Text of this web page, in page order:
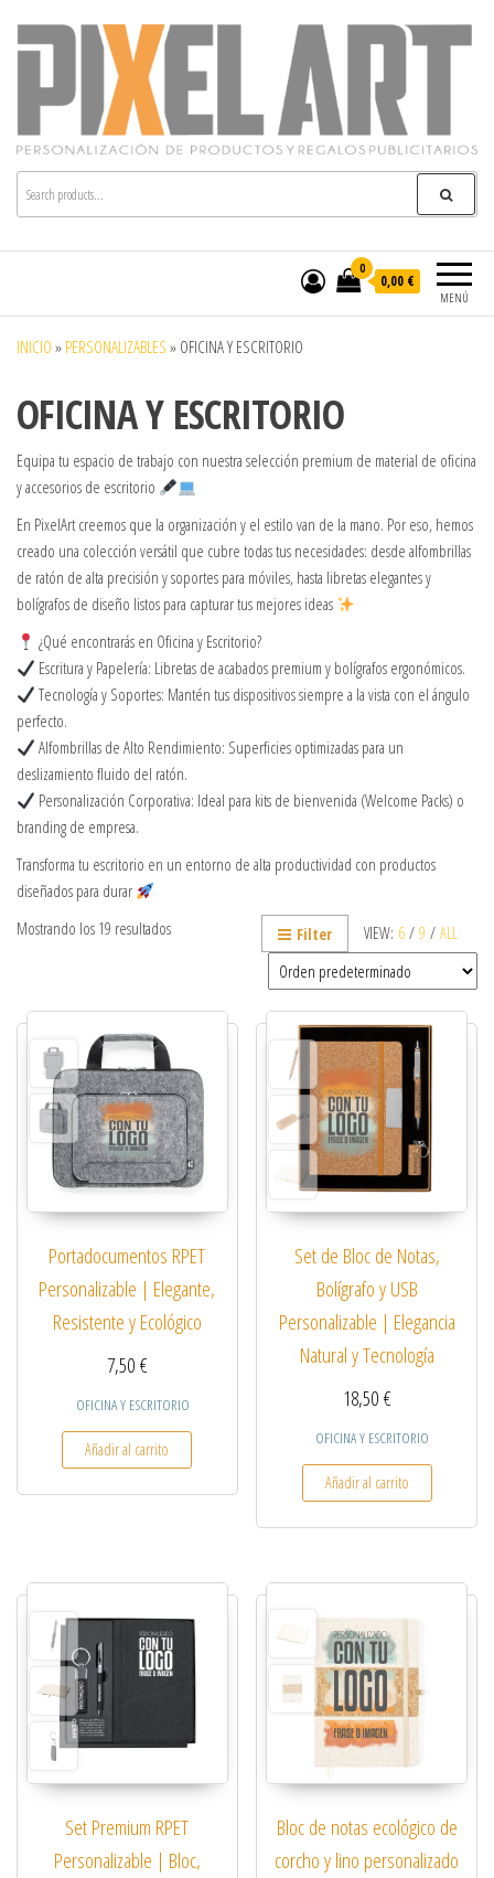
Pixelart
Especialistas en textil publicitario y regalos
personalizados en móstoles
MENÚ
0
0,00 €
INICIO » PERSONALIZABLES » OFICINA Y ESCRITORIO
OFICINA Y ESCRITORIO
Equipa tu espacio de trabajo con nuestra selección premium de material de oficina
y accesorios de escritorio
En PixelArt creemos que la organización y el estilo van de la mano. Por eso, hemos
creado una colección versátil que cubre todas tus necesidades: desde alfombrillas
de ratón de alta precisión y soportes para móviles, hasta libretas elegantes y
bolígrafos de diseño listos para capturar tus mejores ideas
¿Qué encontrarás en Oficina y Escritorio?
Escritura y Papelería: Libretas de acabados premium y bolígrafos ergonómicos.
Tecnología y Soportes: Mantén tus dispositivos siempre a la vista con el ángulo
perfecto.
Alfombrillas de Alto Rendimiento: Superficies optimizadas para un
deslizamiento fluido del ratón.
Personalización Corporativa: Ideal para kits de bienvenida (Welcome Packs) o
branding de empresa.
Transforma tu escritorio en un entorno de alta productividad con productos
diseñados para durar
VIEW: 6 / 9 / ALL
Filter
Mostrando los 19 resultados
Portadocumentos RPET
Personalizable | Elegante,
Resistente y Ecológico
7,50€
OFICINA Y ESCRITORIO
Añadir al carrito
Set de Bloc de Notas,
Bolígrafo y USB
Personalizable | Elegancia
Natural y Tecnología
18,50€
OFICINA Y ESCRITORIO
Añadir al carrito
Set Premium RPET
Personalizable | Bloc,
Bloc de notas ecológico de
corcho y lino personalizado